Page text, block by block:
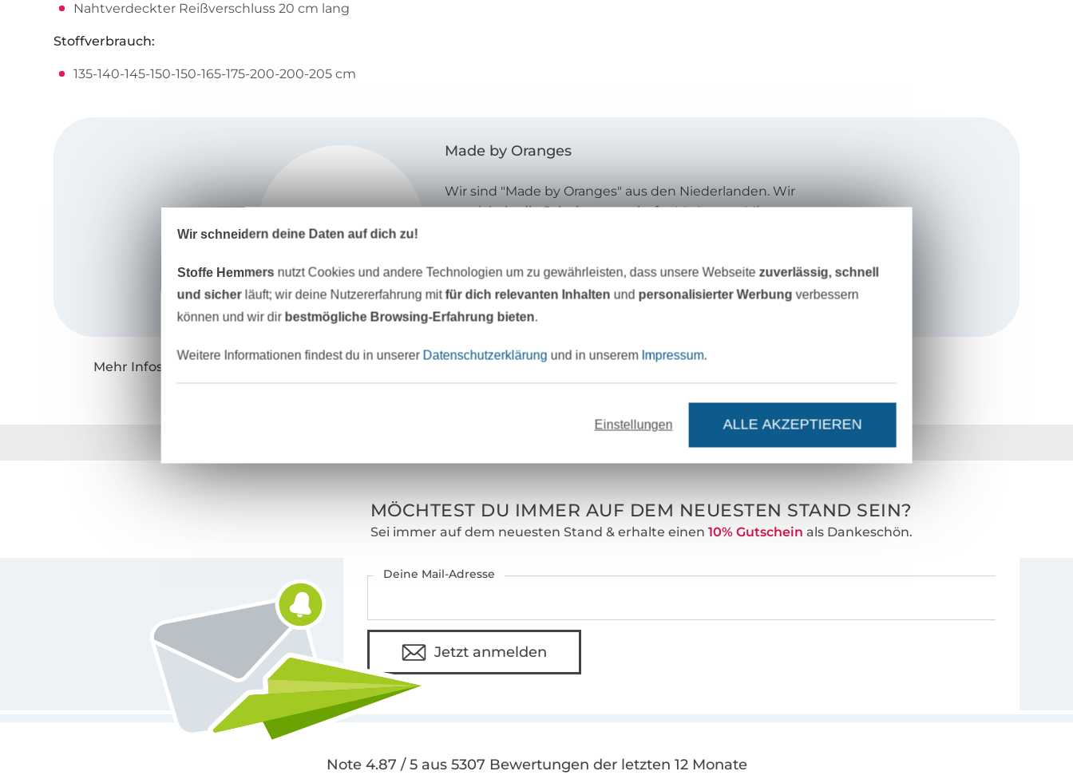
Nahtverdeckter Reißverschluss 20 cm lang
Stoffverbrauch:
135-140-145-150-150-165-175-200-200-205 cm
Made by Oranges
Wir sind "Made by Oranges" aus den Niederlanden. Wir
entwickeln die Schnittmusterhefte My Image, Miss
Desweiteren bieten wir Einzelschnittmuster als PDF in
den Landessprachen Deutsch, Englisch, Niederländisch
und Französisch an!
Mehr Infos zu "Made by Oranges"
MÖCHTEST DU IMMER AUF DEM NEUESTEN STAND SEIN?
Sei immer auf dem neuesten Stand & erhalte einen 10% Gutschein als Dankeschön.
Deine Mail-Adresse
Jetzt anmelden
Note 4.87 / 5 aus 5307 Bewertungen der letzten 12 Monate
Wir schneidern deine Daten auf dich zu!
Stoffe Hemmers nutzt Cookies und andere Technologien um zu gewährleisten, dass unsere Webseite zuverlässig, schnell
und sicherläuft; wir deine Nutzererfahrung mitfür dich relevanten Inhalten und personalisierter Werbung verbessern
können und wir dir bestmögliche Browsing-Erfahrung bieten.
Weitere Informationen findest du in unserer Datenschutzerklärung und in unserem Impressum.
Einstellungen ALLE AKZEPTIEREN